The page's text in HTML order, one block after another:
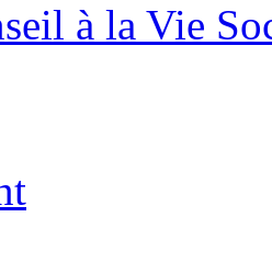
à la Vie